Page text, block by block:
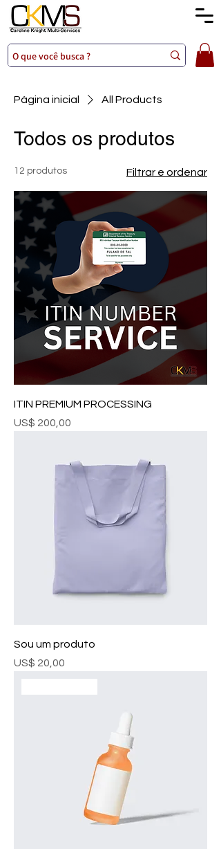
Página inicial All Products
Todos os produtos
12 produtos Filtrar e ordenar
ITIN PREMIUM PROCESSING
Preço
US$ 200,00
Sou um produto
Preço
US$ 20,00